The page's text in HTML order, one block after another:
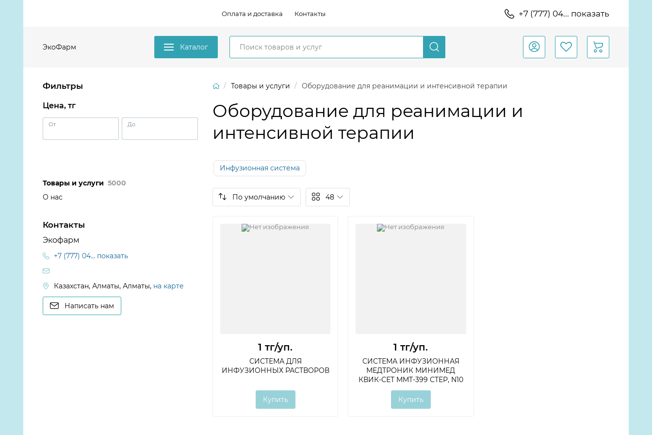
Оплата и доставка Контакты +7 (777) 04... показать
ЭкоФарм Каталог
Товары и услуги Оборудование для реанимации и интенсивной терапии
Оборудование для реанимации и
интенсивной терапии
Инфузионная система
По умолчанию 48
1 тг/уп.
СИСТЕМА ДЛЯ
ИНФУЗИОННЫХ РАСТВОРОВ
Купить
1 тг/уп.
СИСТЕМА ИНФУЗИОННАЯ
МЕДТРОНИК МИНИМЕД
КВИК-СЕТ MMT-399 СТЕР, N10
Купить
Фильтры
Цена, тг
От До
Товары и услуги 5000
О нас
Контакты
Экофарм
+7 (777) 04... показать
Казахстан, Алматы, Алматы, на карте
Написать нам